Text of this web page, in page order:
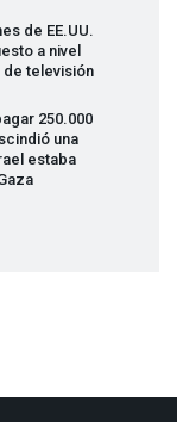
de EE.UU.
a nivel
televisión
250.000
una
estaba